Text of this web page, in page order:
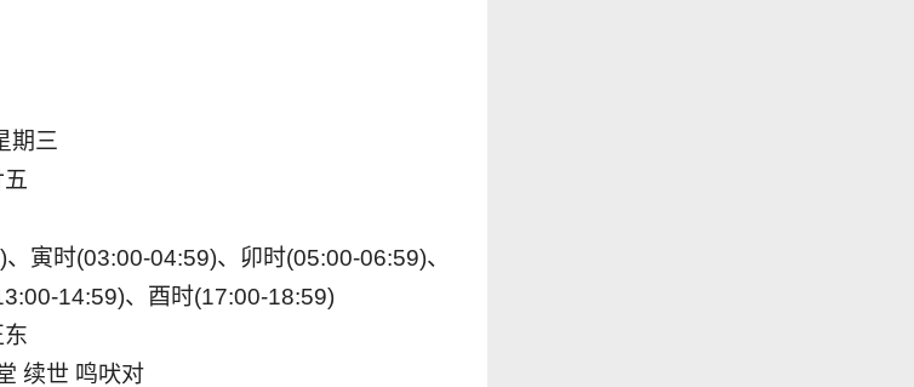
期三
五
寅时(03:00-04:59)、卯时(05:00-06:59)、
14:59)、酉时(17:00-18:59)
东
续世 鸣吠对